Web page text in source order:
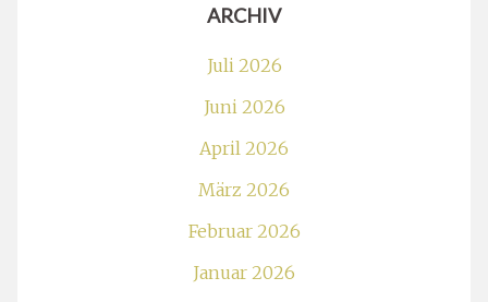
ARCHIV
Juli 2026
Juni 2026
April 2026
März 2026
Februar 2026
Januar 2026